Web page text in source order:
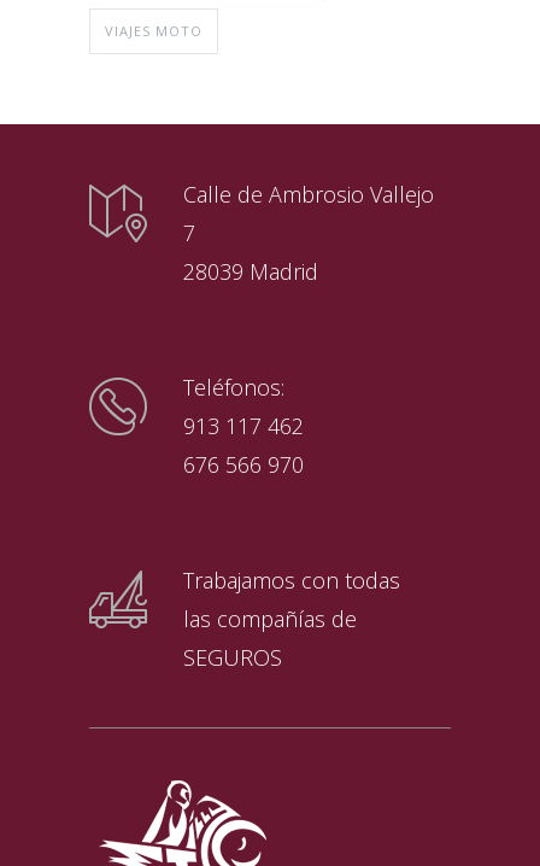
VIAJES MOTO
Calle de Ambrosio Vallejo
7
28039 Madrid
Teléfonos:
913 117 462
676 566 970
Trabajamos con todas
las compañías de
SEGUROS